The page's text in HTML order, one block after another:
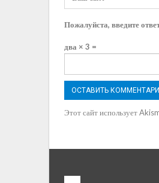
Пожалуйста, введите
два × 3 =
Этот сайт использует